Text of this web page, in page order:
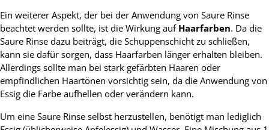
Ein weiterer Aspekt, der bei der Anwendung von Saure Rinse
beachtet werden sollte, ist die Wirkung auf Haarfarben. Da die
Saure Rinse dazu beiträgt, die Schuppenschicht zu schließen,
kann sie dafür sorgen, dass Haarfarben länger erhalten bleiben.
Allerdings sollte man bei stark gefärbten Haaren oder
empfindlichen Haartönen vorsichtig sein, da die Anwendung von
Essig die Farbe aufhellen oder verändern kann.
Um eine Saure Rinse selbst herzustellen, benötigt man lediglich